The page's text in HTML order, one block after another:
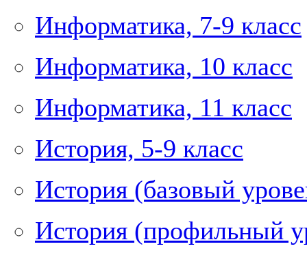
Информатика, 7-9 класс
Информатика, 10 класс
Информатика, 11 класс
История, 5-9 класс
История (базовый
История (профильный